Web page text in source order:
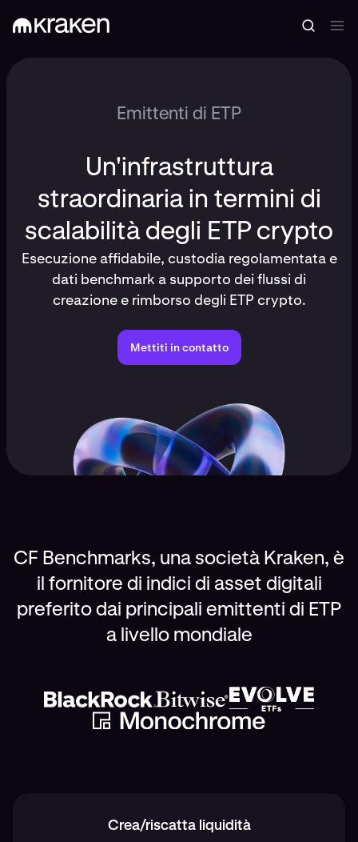
Emittenti di ETP
Un'infrastruttura
straordinaria in termini di
scalabilità degli ETP crypto
Esecuzione affidabile, custodia regolamentata e
dati benchmark a supporto dei flussi di
creazione e rimborso degli ETP crypto.
Mettiti in contatto
CF Benchmarks, una società Kraken, è
il fornitore di indici di asset digitali
preferito dai principali emittenti di ETP
a livello mondiale
Crea/riscatta liquidità